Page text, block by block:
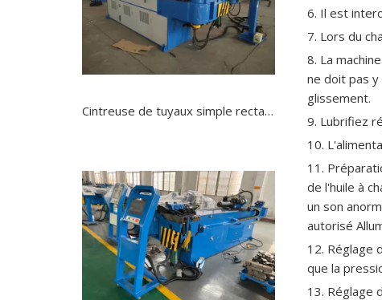
Cintreuse de tuyaux simple rectangulaire pneumatique faite à la main
6. Il est
7. Lors du
8. La
ne doit pas
glissement.
9. Lubrifiez
10.
11.
de l'huile à
un son
autorisé
12. Réglage
que la
13. Réglage